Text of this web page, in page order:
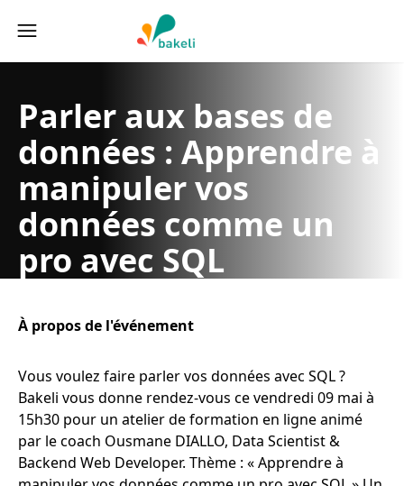
Bakeli School of Technology
Parler aux bases de
données : Apprendre à
manipuler vos
données comme un
pro avec SQL
À propos de l'événement
Vous voulez faire parler vos données avec SQL ?
Bakeli vous donne rendez-vous ce vendredi 09 mai à
15h30 pour un atelier de formation en ligne animé
par le coach Ousmane DIALLO, Data Scientist &
Backend Web Developer. Thème : « Apprendre à